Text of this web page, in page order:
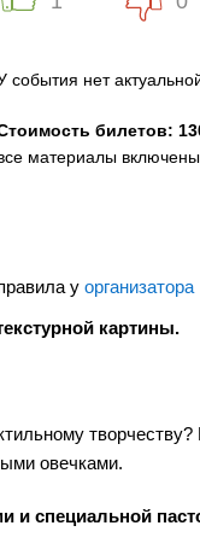
события нет
билетов:
материалы включены.
у организатора
картины.
овечками.
и специальной